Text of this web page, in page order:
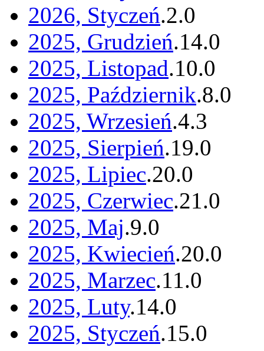
2026, Styczeń.2.0
2025, Grudzień.14.0
2025, Listopad.10.0
2025, Październik.8.0
2025, Wrzesień.4.3
2025, Sierpień.19.0
2025, Lipiec.20.0
2025, Czerwiec.21.0
2025, Maj.9.0
2025, Kwiecień.20.0
2025, Marzec.11.0
2025, Luty.14.0
2025, Styczeń.15.0